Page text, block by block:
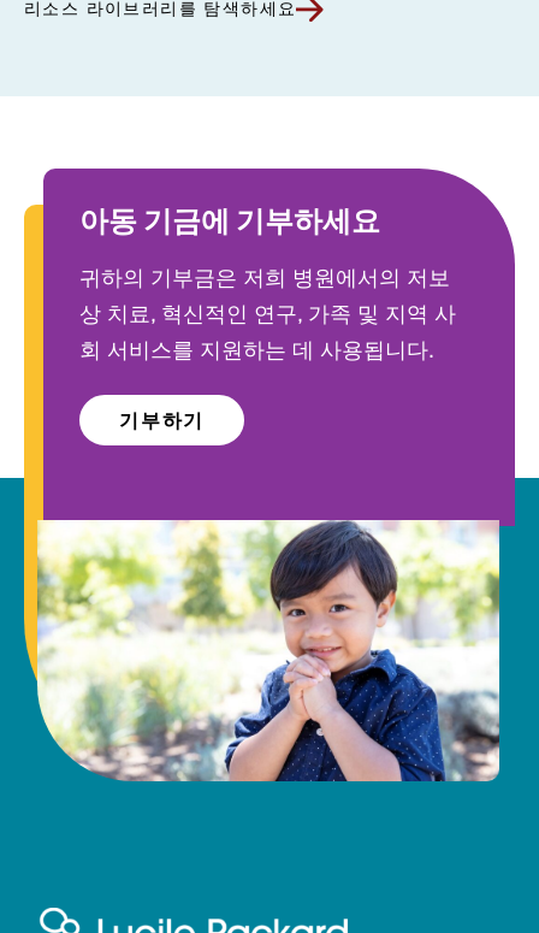
리소스 라이브러리를 탐색하세요
아동 기금에 기부하세요
귀하의 기부금은 저희 병원에서의 저보
상 치료, 혁신적인 연구, 가족 및 지역 사
회 서비스를 지원하는 데 사용됩니다.
기부하기